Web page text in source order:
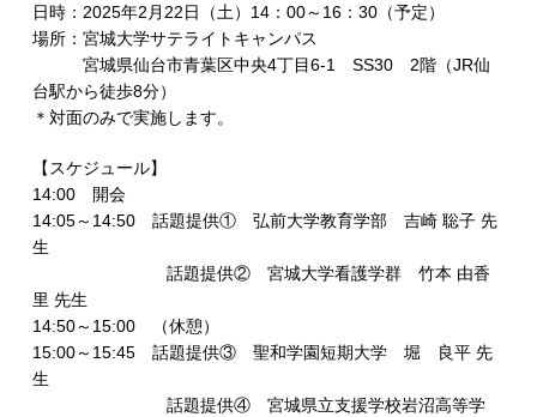
日時：2025年2月22日（土）14：00～16：30（予定）
場所：宮城大学サテライトキャンパス
宮城県仙台市青葉区中央4丁目6-1 SS30 2階（JR仙
台駅から徒歩8分）
＊対面のみで実施します。
【スケジュール】
14:00 開会
14:05～14:50 話題提供① 弘前大学教育学部 吉崎 聡子 先
生
話題提供② 宮城大学看護学群 竹本 由香
里 先生
14:50～15:00 （休憩）
15:00～15:45 話題提供③ 聖和学園短期大学 堀 良平 先
生
話題提供④ 宮城県立支援学校岩沼高等学